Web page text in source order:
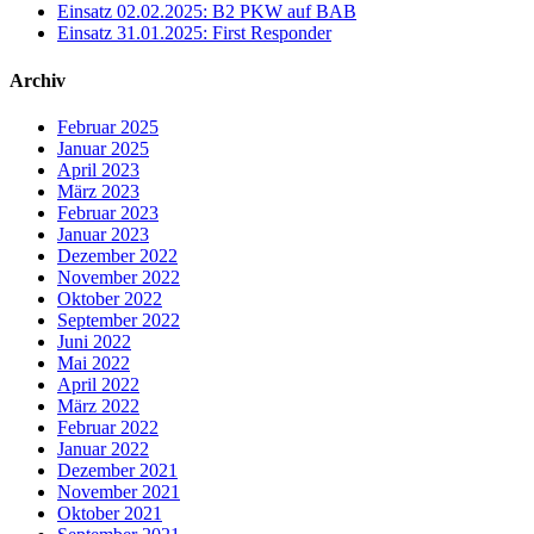
Einsatz 02.02.2025: B2 PKW auf BAB
Einsatz 31.01.2025: First Responder
Archiv
Februar 2025
Januar 2025
April 2023
März 2023
Februar 2023
Januar 2023
Dezember 2022
November 2022
Oktober 2022
September 2022
Juni 2022
Mai 2022
April 2022
März 2022
Februar 2022
Januar 2022
Dezember 2021
November 2021
Oktober 2021